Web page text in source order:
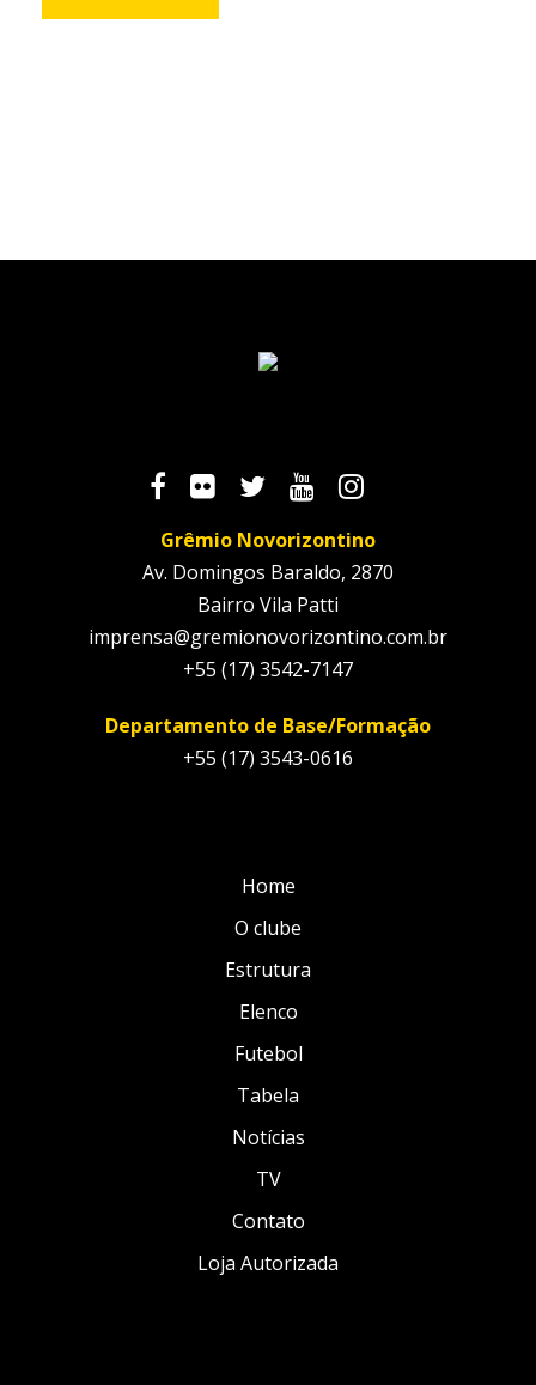
Grêmio Novorizontino
Av. Domingos Baraldo, 2870
Bairro Vila Patti
imprensa@gremionovorizontino.com.br
+55 (17) 3542-7147
Departamento de Base/Formação
+55 (17) 3543-0616
Home
O clube
Estrutura
Elenco
Futebol
Tabela
Notícias
TV
Contato
Loja Autorizada